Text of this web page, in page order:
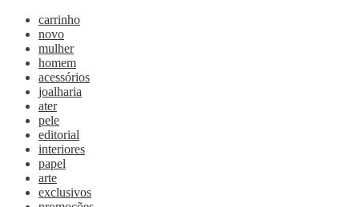
carrinho
novo
mulher
homem
acessórios
joalharia
ater
pele
editorial
interiores
papel
arte
exclusivos